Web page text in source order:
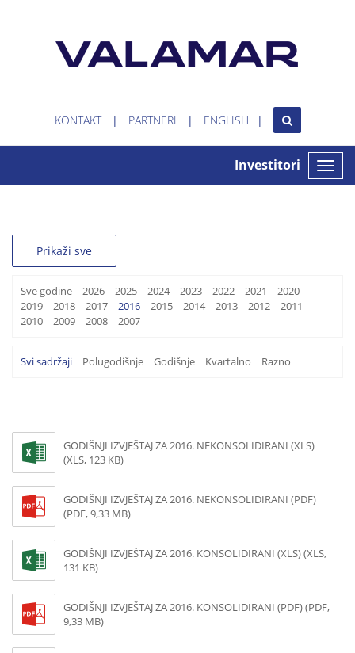
KONTAKT PARTNERI ENGLISH
Toggle
Investitori
Prikaži sve
Sve godine 2026 2025 2024 2023 2022 2021
2020
2019
2018 2017 2016 2015 2014 2013 2012
2011
2010
2009 2008 2007
Svi sadržaji Polugodišnje Godišnje Kvartalno Razno
GODIŠNJI IZVJEŠTAJ ZA 2016. NEKONSOLIDIRANI (XLS)
(XLS, 123 KB)
GODIŠNJI IZVJEŠTAJ ZA 2016. NEKONSOLIDIRANI (PDF)
(PDF, 9,33 MB)
GODIŠNJI IZVJEŠTAJ ZA 2016. KONSOLIDIRANI (XLS) (XLS,
131 KB)
GODIŠNJI IZVJEŠTAJ ZA 2016. KONSOLIDIRANI (PDF) (PDF,
9,33 MB)